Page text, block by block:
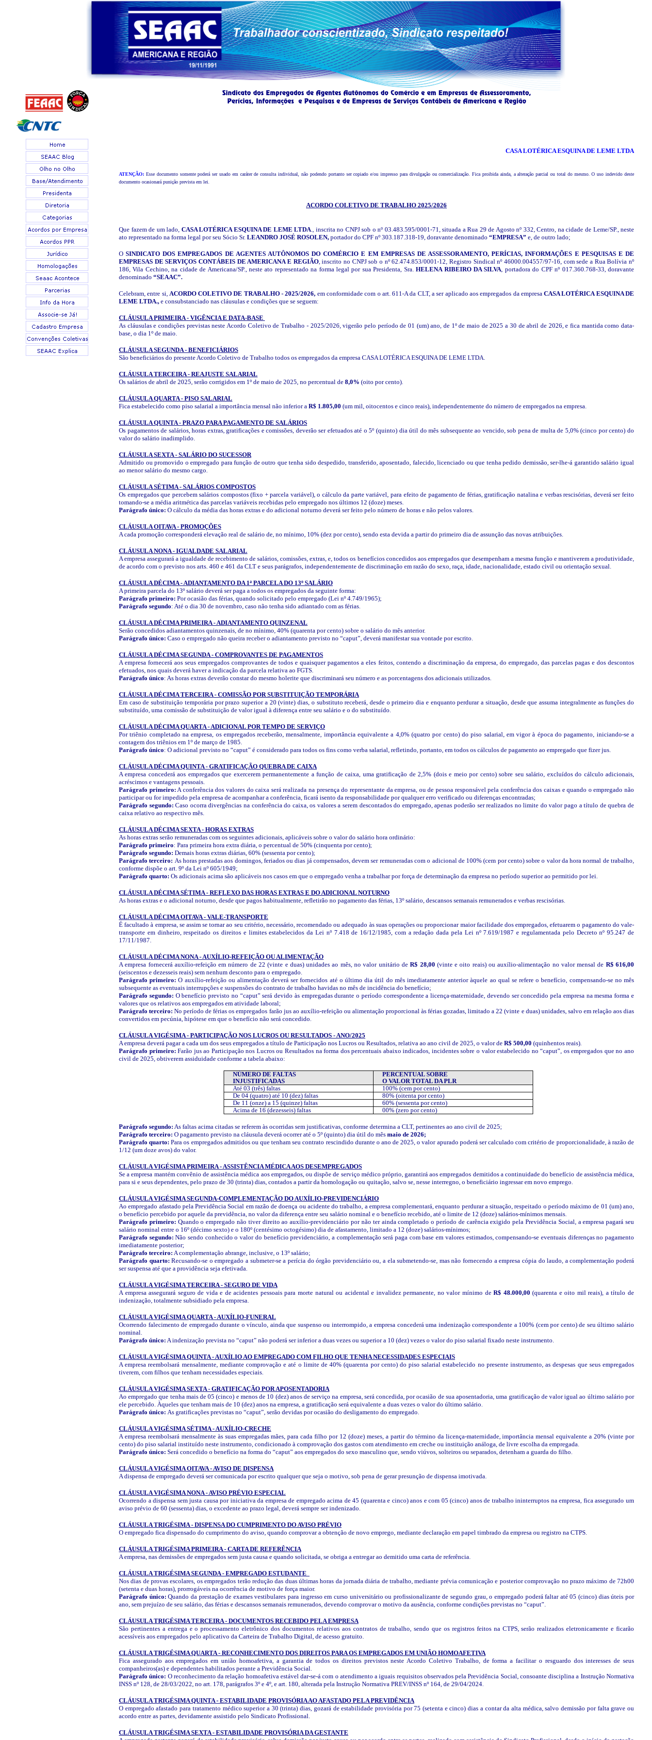
CASA LOTÉRICA ESQUINA DE LEME LTDA
ATENÇÃO: Esse documento somente poderá ser usado em caráter de consulta individual, não podendo portanto ser copiado e/ou impresso para divulgação ou comercialização. Fica proibida ainda, a alteração parcial ou total do mesmo. O uso indevido deste
documento ocasionará punição prevista em lei.
ACORDO COLETIVO DE TRABALHO 2025/2026
Que fazem de um lado, CASA LOTÉRICA ESQUINA DE LEME LTDA., inscrita no CNPJ sob o nº 03.483.595/0001-71, situada a Rua 29 de Agosto nº 332, Centro, na cidade de Leme/SP., neste
ato representado na forma legal por seu Sócio Sr. LEANDRO JOSÉ ROSOLEN, portador do CPF nº 303.187.318-19, doravante denominado “EMPRESA” e, de outro lado;
OSINDICATO DOS EMPREGADOS DE AGENTES AUTÔNOMOS DO COMÉRCIO E EM EMPRESAS DE ASSESSORAMENTO, PERÍCIAS, INFORMAÇÕES E PESQUISAS E DE
EMPRESAS DE SERVIÇOS CONTÁBEIS DE AMERICANA E REGIÃO, inscrito no CNPJ sob o nº 62.474.853/0001-12, Registro Sindical nº 46000.004557/97-16, com sede a Rua Bolívia nº
186, Vila Cechino, na cidade de Americana/SP., neste ato representado na forma legal por sua Presidenta, Sra.HELENA RIBEIRO DA SILVA, portadora do CPF nº 017.360.768-33, doravante
denominado “SEAAC”.
Celebram, entre si, ACORDO COLETIVO DE TRABALHO - 2025/2026, em conformidade com o art. 611-A da CLT, a ser aplicado aos empregados da empresaCASA LOTÉRICA ESQUINA DE
LEME LTDA., e consubstanciado nas cláusulas e condições que se seguem:
CLÁUSULA PRIMEIRA - VIGÊNCIA E DATA-BASE
As cláusulas e condições previstas neste Acordo Coletivo de Trabalho - 2025/2026, vigerão pelo período de 01 (um) ano, de 1º de maio de 2025 a 30 de abril de 2026, e fica mantida como data-
base, o dia 1º de maio.
CLÁUSULA SEGUNDA - BENEFICIÁRIOS
São beneficiários do presente Acordo Coletivo de Trabalho todos os empregados da empresa CASA LOTÉRICA ESQUINA DE LEME LTDA.
CLÁUSULA TERCEIRA - REAJUSTE SALARIAL
Os salários de abril de 2025, serão corrigidos em 1º de maio de 2025, no percentual de 8,0% (oito por cento).
CLÁUSULA QUARTA - PISO SALARIAL
Fica estabelecido como piso salarial a importância mensal não inferior a R$ 1.805,00 (um mil, oitocentos e cinco reais), independentemente do número de empregados na empresa.
CLÁUSULA QUINTA - PRAZO PARA PAGAMENTO DE SALÁRIOS
Os pagamentos de salários, horas extras, gratificações e comissões, deverão ser efetuados até o 5º (quinto) dia útil do mês subsequente ao vencido, sob pena de multa de 5,0% (cinco por cento) do
valor do salário inadimplido.
CLÁUSULA SEXTA - SALÁRIO DO SUCESSOR
Admitido ou promovido o empregado para função de outro que tenha sido despedido, transferido, aposentado, falecido, licenciado ou que tenha pedido demissão, ser-lhe-á garantido salário igual
ao menor salário do mesmo cargo.
CLÁUSULA SÉTIMA - SALÁRIOS COMPOSTOS
Os empregados que percebem salários compostos (fixo + parcela variável), o cálculo da parte variável, para efeito de pagamento de férias, gratificação natalina e verbas rescisórias, deverá ser feito
tomando-se a média aritmética das parcelas variáveis recebidas pelo empregado nos últimos 12 (doze) meses.
Parágrafo único: O cálculo da média das horas extras e do adicional noturno deverá ser feito pelo número de horas e não pelos valores.
CLÁUSULA OITAVA - PROMOÇÕES
A cada promoção corresponderá elevação real de salário de, no mínimo, 10% (dez por cento), sendo esta devida a partir do primeiro dia de assunção das novas atribuições.
CLÁUSULA NONA - IGUALDADE SALARIAL
A empresa assegurará a igualdade de recebimento de salários, comissões, extras, e, todos os benefícios concedidos aos empregados que desempenham a mesma função e mantiverem a produtividade,
de acordo com o previsto nos arts. 460 e 461 da CLT e seus parágrafos, independentemente de discriminação em razão do sexo, raça, idade, nacionalidade, estado civil ou orientação sexual.
CLÁUSULA DÉCIMA - ADIANTAMENTO DA 1ª PARCELA DO 13º SALÁRIO
A primeira parcela do 13º salário deverá ser paga a todos os empregados da seguinte forma:
Parágrafo primeiro: Por ocasião das férias, quando solicitado pelo empregado (Lei nº 4.749/1965);
Parágrafo segundo: Até o dia 30 de novembro, caso não tenha sido adiantado com as férias.
CLÁUSULA DÉCIMA PRIMEIRA - ADIANTAMENTO QUINZENAL
Serão concedidos adiantamentos quinzenais, de no mínimo, 40% (quarenta por cento) sobre o salário do mês anterior.
Parágrafo único: Caso o empregado não queira receber o adiantamento previsto no “caput”, deverá manifestar sua vontade por escrito.
CLÁUSULA DÉCIMA SEGUNDA - COMPROVANTES DE PAGAMENTOS
A empresa fornecerá aos seus empregados comprovantes de todos e quaisquer pagamentos a eles feitos, contendo a discriminação da empresa, do empregado, das parcelas pagas e dos descontos
efetuados, nos quais deverá haver a indicação da parcela relativa ao FGTS.
Parágrafo único: As horas extras deverão constar do mesmo holerite que discriminará seu número e as porcentagens dos adicionais utilizados.
CLÁUSULA DÉCIMA TERCEIRA - COMISSÃO POR SUBSTITUIÇÃO TEMPORÁRIA
Em caso de substituição temporária por prazo superior a 20 (vinte) dias, o substituto receberá, desde o primeiro dia e enquanto perdurar a situação, desde que assuma integralmente as funções do
substituído, uma comissão de substituição de valor igual à diferença entre seu salário e o do substituído.
CLÁUSULA DÉCIMA QUARTA - ADICIONAL POR TEMPO DE SERVIÇO
Por triênio completado na empresa, os empregados receberão, mensalmente, importância equivalente a 4,0% (quatro por cento) do piso salarial, em vigor à época do pagamento, iniciando-se a
contagem dos triênios em 1º de março de 1985.
Parágrafo único: O adicional previsto no “caput” é considerado para todos os fins como verba salarial, refletindo, portanto, em todos os cálculos de pagamento ao empregado que fizer jus.
CLÁUSULA DÉCIMA QUINTA - GRATIFICAÇÃO QUEBRA DE CAIXA
A empresa concederá aos empregados que exercerem permanentemente a função de caixa, uma gratificação de 2,5% (dois e meio por cento) sobre seu salário, excluídos do cálculo adicionais,
acréscimos e vantagens pessoais.
Parágrafo primeiro: A conferência dos valores do caixa será realizada na presença do representante da empresa, ou de pessoa responsável pela conferência dos caixas e quando o empregado não
participar ou for impedido pela empresa de acompanhar a conferência, ficará isento da responsabilidade por qualquer erro verificado ou diferenças encontradas;
Parágrafo segundo: Caso ocorra divergências na conferência do caixa, os valores a serem descontados do empregado, apenas poderão ser realizados no limite do valor pago a título de quebra de
caixa relativo ao respectivo mês.
CLÁUSULA DÉCIMA SEXTA - HORAS EXTRAS
As horas extras serão remuneradas com os seguintes adicionais, aplicáveis sobre o valor do salário hora ordinário:
Parágrafo primeiro: Para primeira hora extra diária, o percentual de 50% (cinquenta por cento);
Parágrafo segundo: Demais horas extras diárias, 60% (sessenta por cento);
Parágrafo terceiro: As horas prestadas aos domingos, feriados ou dias já compensados, devem ser remuneradas com o adicional de 100% (cem por cento) sobre o valor da hora normal de trabalho,
conforme dispõe o art. 9º da Lei nº 605/1949;
Parágrafo quarto: Os adicionais acima são aplicáveis nos casos em que o empregado venha a trabalhar por força de determinação da empresa no período superior ao permitido por lei.
CLÁUSULA DÉCIMA SÉTIMA - REFLEXO DAS HORAS EXTRAS E DO ADICIONAL NOTURNO
As horas extras e o adicional noturno, desde que pagos habitualmente, refletirão no pagamento das férias, 13º salário, descansos semanais remunerados e verbas rescisórias.
CLÁUSULA DÉCIMA OITAVA - VALE-TRANSPORTE
É facultado à empresa, se assim se tornar ao seu critério, necessário, recomendado ou adequado às suas operações ou proporcionar maior facilidade dos empregados, efetuarem o pagamento do vale-
transporte em dinheiro, respeitado os direitos e limites estabelecidos da Lei nº 7.418 de 16/12/1985, com a redação dada pela Lei nº 7.619/1987 e regulamentada pelo Decreto nº 95.247 de
17/11/1987.
CLÁUSULA DÉCIMA NONA - AUXÍLIO-REFEIÇÃO OU ALIMENTAÇÃO
A empresa fornecerá auxílio-refeição em número de 22 (vinte e duas) unidades ao mês, no valor unitário deR$ 28,00 (vinte e oito reais) ou auxílio-alimentação no valor mensal de R$ 616,00
(seiscentos e dezesseis reais) sem nenhum desconto para o empregado.
Parágrafo primeiro:O auxílio-refeição ou alimentação deverá ser fornecidos até o último dia útil do mês imediatamente anterior àquele ao qual se refere o benefício, compensando-se no mês
subsequente as eventuais interrupções e suspensões do contrato de trabalho havidas no mês de incidência do benefício;
Parágrafo segundo: O benefício previsto no “caput” será devido às empregadas durante o período correspondente a licença-maternidade, devendo ser concedido pela empresa na mesma forma e
valores que os relativos aos empregados em atividade laboral;
Parágrafo terceiro: No período de férias os empregados farão jus ao auxílio-refeição ou alimentação proporcional às férias gozadas, limitado a 22 (vinte e duas) unidades, salvo em relação aos dias
convertidos em pecúnia, hipótese em que o benefício não será concedido.
CLÁUSULA VIGÉSIMA - PARTICIPAÇÃO NOS LUCROS OU RESULTADOS - ANO/2025
A empresa deverá pagar a cada um dos seus empregados a título de Participação nos Lucros ou Resultados, relativa ao ano civil de 2025, o valor de R$ 500,00 (quinhentos reais).
Parágrafo primeiro: Farão jus ao Participação nos Lucros ou Resultados na forma dos percentuais abaixo indicados, incidentes sobre o valor estabelecido no “caput”, os empregados que no ano
civil de 2025, obtiverem assiduidade conforme a tabela abaixo:
NÚMERO DE FALTAS
INJUSTIFICADAS
PERCENTUAL SOBRE
O VALOR TOTAL DA PLR
Até 03 (três) faltas
100% (cem por cento)
De 04 (quatro) até 10 (dez) faltas
80% (oitenta por cento)
De 11 (onze) a 15 (quinze) faltas
60% (sessenta por cento)
Acima de 16 (dezesseis) faltas
00% (zero por cento)
Parágrafo segundo: As faltas acima citadas se referem às ocorridas sem justificativas, conforme determina a CLT, pertinentes ao ano civil de 2025;
Parágrafo terceiro: O pagamento previsto na cláusula deverá ocorrer até o 5º (quinto) dia útil do mês maio de 2026;
Parágrafo quarto:Para os empregados admitidos ou que tenham seu contrato rescindido durante o ano de 2025, o valor apurado poderá ser calculado com critério de proporcionalidade, à razão de
1/12 (um doze avos) do valor.
CLÁUSULA VIGÉSIMA PRIMEIRA - ASSISTÊNCIA MÉDICA AOS DESEMPREGADOS
Se a empresa mantém convênio de assistência médica aos empregados, ou dispõe de serviço médico próprio, garantirá aos empregados demitidos a continuidade do benefício de assistência médica,
para si e seus dependentes, pelo prazo de 30 (trinta) dias, contados a partir da homologação ou quitação, salvo se, nesse interregno, o beneficiário ingressar em novo emprego.
CLÁUSULA VIGÉSIMA SEGUNDA-COMPLEMENTAÇÃO DO AUXÍLIO-PREVIDENCIÁRIO
Ao empregado afastado pela Previdência Social em razão de doença ou acidente do trabalho, a empresa complementará, enquanto perdurar a situação, respeitado o período máximo de 01 (um) ano,
o benefício percebido por aquele da previdência, no valor da diferença entre seu salário nominal e o benefício recebido, até o limite de 12 (doze) salários-mínimos mensais.
Parágrafo primeiro: Quando o empregado não tiver direito ao auxílio-previdenciário por não ter ainda completado o período de carência exigido pela Previdência Social, a empresa pagará seu
salário nominal entre o 16º (décimo sexto) e o 180º (centésimo octogésimo) dia de afastamento, limitado a 12 (doze) salários-mínimos;
Parágrafo segundo: Não sendo conhecido o valor do benefício previdenciário, a complementação será paga com base em valores estimados, compensando-se eventuais diferenças no pagamento
imediatamente posterior;
Parágrafo terceiro: A complementação abrange, inclusive, o 13º salário;
Parágrafo quarto:Recusando-se o empregado a submeter-se a perícia do órgão previdenciário ou, a ela submetendo-se, mas não fornecendo a empresa cópia do laudo, a complementação poderá
ser suspensa até que a providência seja efetivada.
CLÁUSULA VIGÉSIMA TERCEIRA - SEGURO DE VIDA
A empresa assegurará seguro de vida e de acidentes pessoais para morte natural ou acidental e invalidez permanente, no valor mínimo deR$ 48.000,00(quarenta e oito mil reais), a título de
indenização, totalmente subsidiado pela empresa.
CLÁUSULA VIGÉSIMA QUARTA - AUXÍLIO-FUNERAL
Ocorrendo falecimento de empregado durante o vínculo, ainda que suspenso ou interrompido, a empresa concederá uma indenização correspondente a 100% (cem por cento) de seu último salário
nominal.
Parágrafo único: A indenização prevista no “caput” não poderá ser inferior a duas vezes ou superior a 10 (dez) vezes o valor do piso salarial fixado neste instrumento.
CLÁUSULA VIGÉSIMA QUINTA - AUXÍLIO AO EMPREGADO COM FILHO QUE TENHA NECESSIDADES ESPECIAIS
A empresa reembolsará mensalmente, mediante comprovação e até o limite de 40% (quarenta por cento) do piso salarial estabelecido no presente instrumento, as despesas que seus empregados
tiverem, com filhos que tenham necessidades especiais.
CLÁUSULA VIGÉSIMA SEXTA - GRATIFICAÇÃO POR APOSENTADORIA
Ao empregado que tenha mais de 05 (cinco) e menos de 10 (dez) anos de serviço na empresa, será concedida, por ocasião de sua aposentadoria, uma gratificação de valor igual ao último salário por
ele percebido. Àqueles que tenham mais de 10 (dez) anos na empresa, a gratificação será equivalente a duas vezes o valor do último salário.
Parágrafo único: As gratificações previstas no “caput”, serão devidas por ocasião do desligamento do empregado.
CLÁUSULA VIGÉSIMA SÉTIMA - AUXÍLIO-CRECHE
A empresa reembolsará mensalmente às suas empregadas mães, para cada filho por 12 (doze) meses, a partir do término da licença-maternidade, importância mensal equivalente a 20% (vinte por
cento) do piso salarial instituído neste instrumento, condicionado à comprovação dos gastos com atendimento em creche ou instituição análoga, de livre escolha da empregada.
Parágrafo único: Será concedido o benefício na forma do “caput” aos empregados do sexo masculino que, sendo viúvos, solteiros ou separados, detenham a guarda do filho.
CLÁUSULA VIGÉSIMA OITAVA - AVISO DE DISPENSA
A dispensa de empregado deverá ser comunicada por escrito qualquer que seja o motivo, sob pena de gerar presunção de dispensa imotivada.
CLÁUSULA VIGÉSIMA NONA - AVISO PRÉVIO ESPECIAL
Ocorrendo a dispensa sem justa causa por iniciativa da empresa de empregado acima de 45 (quarenta e cinco) anos e com 05 (cinco) anos de trabalho ininterruptos na empresa, fica assegurado um
aviso prévio de 60 (sessenta) dias, o excedente ao prazo legal, deverá sempre ser indenizado.
CLÁUSULA TRIGÉSIMA - DISPENSA DO CUMPRIMENTO DO AVISO PRÉVIO
O empregado fica dispensado do cumprimento do aviso, quando comprovar a obtenção de novo emprego, mediante declaração em papel timbrado da empresa ou registro na CTPS.
CLÁUSULA TRIGÉSIMA PRIMEIRA - CARTA DE REFERÊNCIA
A empresa, nas demissões de empregados sem justa causa e quando solicitada, se obriga a entregar ao demitido uma carta de referência.
CLÁUSULA TRIGÉSIMA SEGUNDA - EMPREGADO ESTUDANTE
Nos dias de provas escolares, os empregados terão redução das duas últimas horas da jornada diária de trabalho, mediante prévia comunicação e posterior comprovação no prazo máximo de 72h00
(setenta e duas horas), prorrogáveis na ocorrência de motivo de força maior.
Parágrafo único: Quando da prestação de exames vestibulares para ingresso em curso universitário ou profissionalizante de segundo grau, o empregado poderá faltar até 05 (cinco) dias úteis por
ano, sem prejuízo de seu salário, das férias e descansos semanais remunerados, devendo comprovar o motivo da ausência, conforme condições previstas no “caput”.
CLÁUSULA TRIGÉSIMA TERCEIRA - DOCUMENTOS RECEBIDO PELA EMPRESA
São pertinentes a entrega e o processamento eletrônico dos documentos relativos aos contratos de trabalho, sendo que os registros feitos na CTPS, serão realizados eletronicamente e ficarão
acessíveis aos empregados pelo aplicativo da Carteira de Trabalho Digital, de acesso gratuito.
CLÁUSULA TRIGÉSIMA QUARTA - RECONHECIMENTO DOS DIREITOS PARA OS EMPREGADOS EM UNIÃO HOMOAFETIVA
Fica assegurado aos empregados em união homoafetiva, a garantia de todos os direitos previstos neste Acordo Coletivo Trabalho, de forma a facilitar o resguardo dos interesses de seus
companheiros(as) e dependentes habilitados perante a Previdência Social.
Parágrafo único: O reconhecimento da relação homoafetiva estável dar-se-á com o atendimento a iguais requisitos observados pela Previdência Social, consoante disciplina a Instrução Normativa
INSS nº 128, de 28/03/2022, no art. 178, parágrafos 3º e 4º, e art. 180, alterada pela Instrução Normativa PREV/INSS nº 164, de 29/04/2024.
CLÁUSULA TRIGÉSIMA QUINTA - ESTABILIDADE PROVISÓRIA AO AFASTADO PELA PREVIDÊNCIA
O empregado afastado para tratamento médico superior a 30 (trinta) dias, gozará de estabilidade provisória por 75 (setenta e cinco) dias a contar da alta médica, salvo demissão por falta grave ou
acordo entre as partes, devidamente assistido pelo Sindicato Profissional.
CLÁUSULA TRIGÉSIMA SEXTA - ESTABILIDADE PROVISÓRIA DA GESTANTE